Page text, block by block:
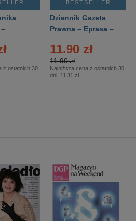
z ostatnich 30
BESTSELLER
Dziennik Gazeta
Prawna – Eprasa –
11.90 zł
11.90 zł
Najniższa cena z ostatnich 30
dni: 11.31 zł